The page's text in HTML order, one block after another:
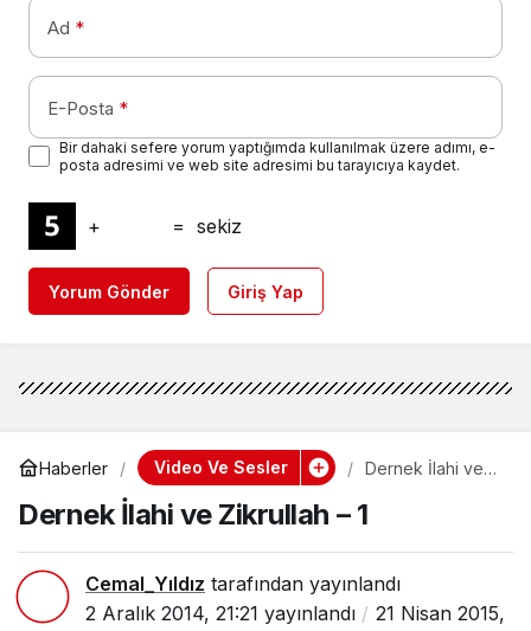
Ad *
E-Posta *
Bir dahaki sefere yorum yaptığımda kullanılmak üzere adımı, e-
posta adresimi ve web site adresimi bu tarayıcıya kaydet.
+ = sekiz
Yorum Gönder Giriş Yap
Haberler Video Ve Sesler
Dernek İlahi ve
Dernek İlahi ve Zikrullah – 1
Cemal_Yıldız tarafından yayınlandı
2 Aralık 2014, 21:21 yayınlandı 21 Nisan 2015,